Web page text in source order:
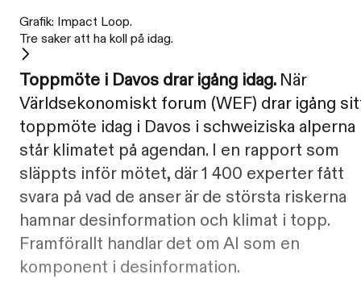
Grafik: Impact Loop.
Tre saker att ha koll på idag.
Toppmöte i Davos drar igång idag. När
Världsekonomiskt forum (WEF) drar igång
toppmöte idag i Davos i schweiziska alperna
står klimatet på agendan. I en rapport som
släppts inför mötet, där 1 400 experter fått
svara på vad de anser är de största riskerna
hamnar desinformation och klimat i topp.
Framförallt handlar det om AI som en
komponent i desinformation.